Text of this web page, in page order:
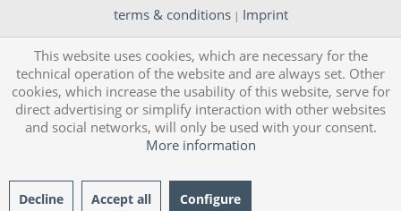
terms & conditions| Imprint
This website uses cookies, which are necessary for the
technical operation of the website and are always set. Other
cookies, which increase the usability of this website, serve for
direct advertising or simplify interaction with other websites
and social networks, will only be used with your consent.
More information
Decline Accept all Configure